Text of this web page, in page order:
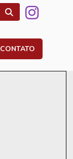
CONTATO